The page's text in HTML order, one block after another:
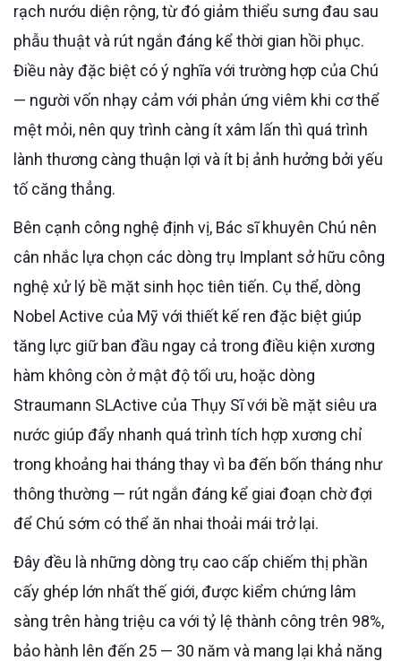
rạch nướu diện rộng, từ đó giảm thiểu sưng đau sau
phẫu thuật và rút ngắn đáng kể thời gian hồi phục.
Điều này đặc biệt có ý nghĩa với trường hợp của Chú
— người vốn nhạy cảm với phản ứng viêm khi cơ thể
mệt mỏi, nên quy trình càng ít xâm lấn thì quá trình
lành thương càng thuận lợi và ít bị ảnh hưởng bởi yếu
tố căng thẳng.
Bên cạnh công nghệ định vị, Bác sĩ khuyên Chú nên
cân nhắc lựa chọn các dòng trụ Implant sở hữu công
nghệ xử lý bề mặt sinh học tiên tiến. Cụ thể, dòng
Nobel Active của Mỹ với thiết kế ren đặc biệt giúp
tăng lực giữ ban đầu ngay cả trong điều kiện xương
hàm không còn ở mật độ tối ưu, hoặc dòng
Straumann SLActive của Thụy Sĩ với bề mặt siêu ưa
nước giúp đẩy nhanh quá trình tích hợp xương chỉ
trong khoảng hai tháng thay vì ba đến bốn tháng như
thông thường — rút ngắn đáng kể giai đoạn chờ đợi
để Chú sớm có thể ăn nhai thoải mái trở lại.
Đây đều là những dòng trụ cao cấp chiếm thị phần
cấy ghép lớn nhất thế giới, được kiểm chứng lâm
sàng trên hàng triệu ca với tỷ lệ thành công trên 98%,
bảo hành lên đến 25 — 30 năm và mang lại khả năng